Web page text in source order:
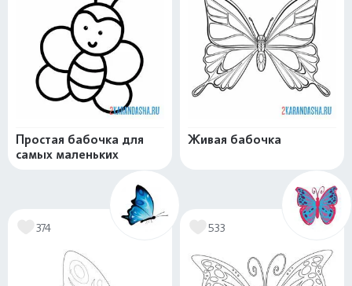
Простая бабочка для
самых маленьких
Живая бабочка
374 533